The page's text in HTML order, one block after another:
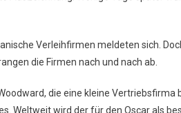
Verleihfirmen meldeten sich.
die Firmen nach und nach ab.
die eine kleine
Weltweit wird der für den Oscar als